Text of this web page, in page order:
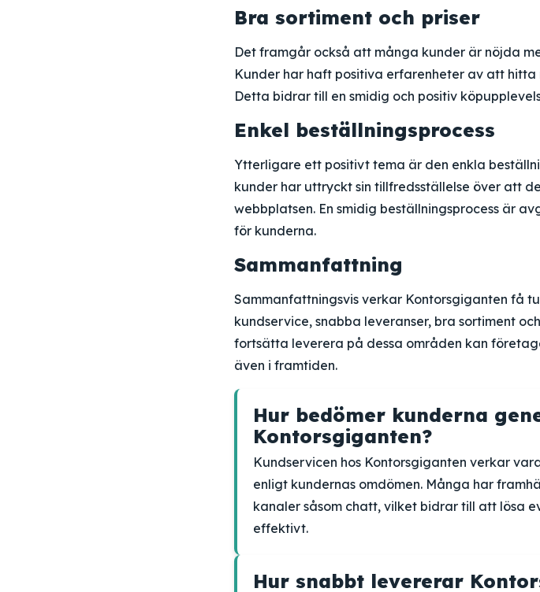
Bra sortiment och priser
Det framgår också att många kunder är nöjda
Kunder har haft positiva erfarenheter av att
Detta bidrar till en smidig och positiv
Enkel beställningsprocess
Ytterligare ett positivt tema är den enkla
kunder har uttryckt sin tillfredsställelse över att
webbplatsen. En smidig beställningsprocess är
för kunderna.
Sammanfattning
Sammanfattningsvis verkar Kontorsgiganten få
kundservice, snabba leveranser, bra sortiment
fortsätta leverera på dessa områden kan
även i framtiden.
Hur bedömer kunderna
Kontorsgiganten?
Kundservicen hos Kontorsgiganten verkar
enligt kundernas omdömen. Många har
kanaler såsom chatt, vilket bidrar till att lösa
effektivt.
Hur snabbt levererar